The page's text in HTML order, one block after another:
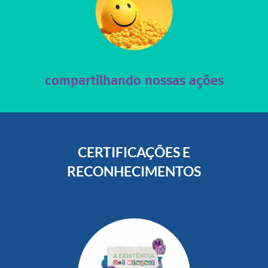
compartilhando nossas ações
Acesse nossas redes sociais e nos ajude compartilhando
nossos posts e nosso site!
acesse nosso instagram
CERTIFICAÇÕES E
RECONHECIMENTOS